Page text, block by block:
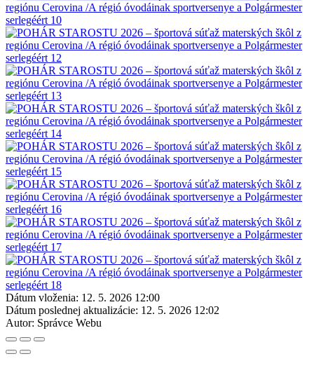
Dátum vloženia: 12. 5. 2026 12:00
Dátum poslednej aktualizácie: 12. 5. 2026 12:02
Autor: Správce Webu